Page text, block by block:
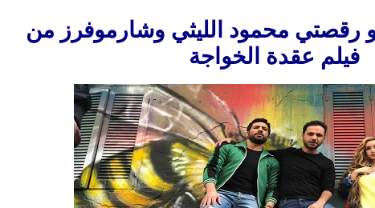
رقصتي محمود الليثي وشارموفرز من
فيلم عقدة الخواجة